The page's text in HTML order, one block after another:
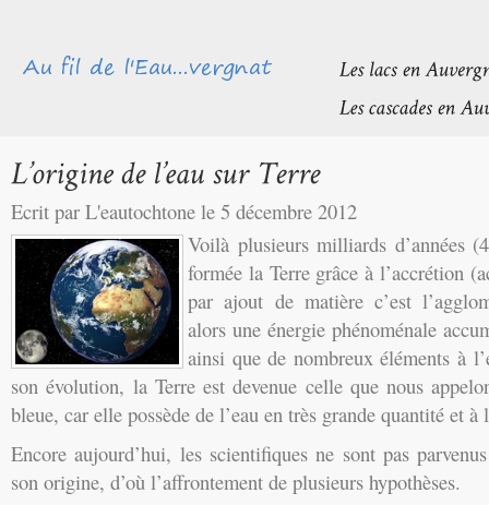
Ecrit par L'eautochtone le 5 décembre 2012
Voilà plusieurs milliards d’années
formée la Terre grâce à l’accrétion
par ajout de matière c’est
alors une énergie phénoménale
ainsi que de nombreux éléments à
son évolution, la Terre est devenue celle que nous
bleue, car elle possède de l’eau en très grande quantité et à
Encore aujourd’hui, les scientifiques ne sont pas
son origine, d’où l’affrontement de plusieurs hypothèses.